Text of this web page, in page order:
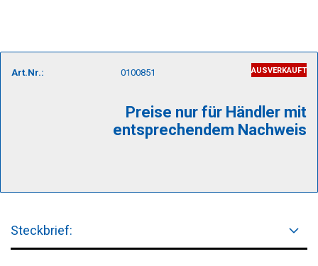
AUSVERKAUFT
Art.Nr.: 0100851
Preise nur für Händler mit
entsprechendem Nachweis
Steckbrief: